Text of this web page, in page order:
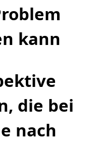
kann
die bei
nach